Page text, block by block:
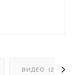
ВИДЕО (2)